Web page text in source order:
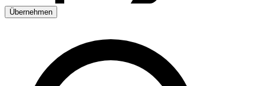
Übernehmen